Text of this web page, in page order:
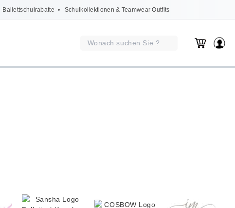
Ballettschulrabatte • Schulkollektionen & Teamwear Outfits